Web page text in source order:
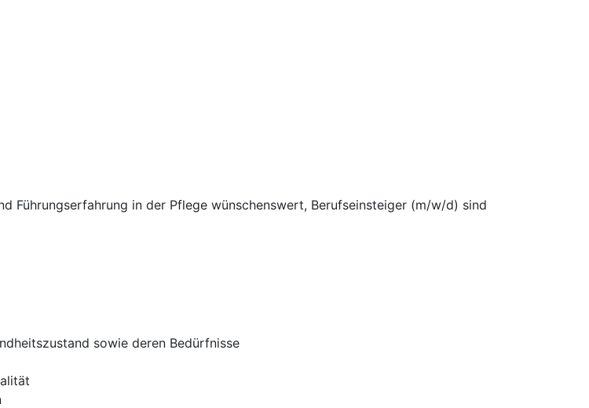
Führungserfahrung in der Pflege wünschenswert, Berufseinsteiger (m/w/d) sind
sowie deren Bedürfnisse